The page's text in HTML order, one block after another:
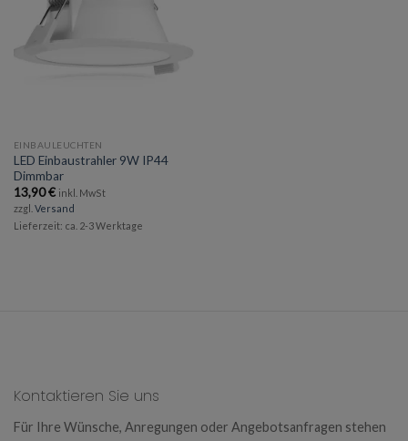
wishlist
EINBAULEUCHTEN
LED Einbaustrahler 9W IP44
Dimmbar
13,90€ inkl. MwSt
zzgl. Versand
Lieferzeit: ca. 2-3 Werktage
Kontaktieren Sie uns
Für Ihre Wünsche, Anregungen oder Angebotsanfragen stehen